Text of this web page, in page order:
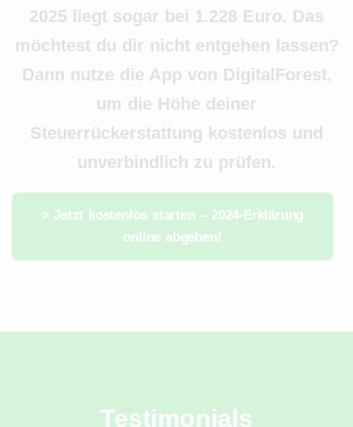
2025 liegt sogar bei 1.228 Euro. Das
möchtest du dir nicht entgehen lassen?
Dann nutze die App von DigitalForest,
um die Höhe deiner
Steuerrückerstattung kostenlos und
unverbindlich zu prüfen.
> Jetzt kostenlos starten – 2024-Erklärung
online abgeben!
Testimonials